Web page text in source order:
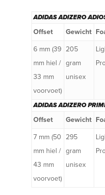
ADIDAS ADIZERO
Offset Gewicht
6 mm (39
mm hiel /
33 mm
voorvoet)
205
gram
unisex
ADIDAS ADIZERO
Offset Gewicht
7 mm (50
mm hiel /
43 mm
voorvoet)
295
gram
unisex